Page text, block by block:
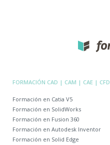
FORMACIÓN CAD | CAM | CAE | CFD
Formación en Catia V5
Formación en SolidWorks
Formación en Fusion 360
Formación en Autodesk Inventor
Formación en Solid Edge